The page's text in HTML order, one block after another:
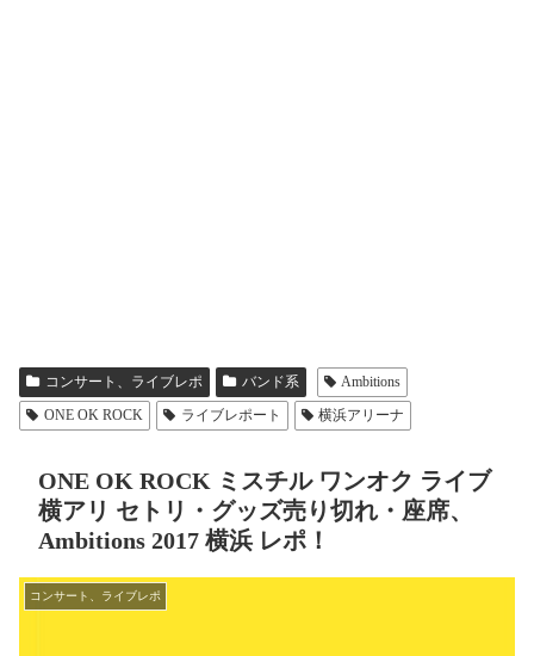
コンサート、ライブレポ バンド系
Ambitions
ONE OK ROCK
ライブレポート 横浜アリーナ
ONE OK ROCK ミスチル ワンオク ライブ
横アリ セトリ・グッズ売り切れ・座席、
Ambitions 2017 横浜 レポ！
コンサート、ライブレポ